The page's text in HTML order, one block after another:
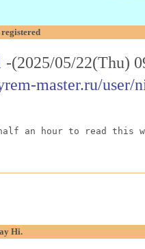
-(2025/05/22(Thu)
master.ru/user/
half an hour to read
Hi.